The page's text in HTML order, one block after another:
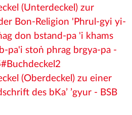
(Unterdeckel) zur
Bon-Religion 'Phrul-gyi yi-
don bstand-pa 'i khams
pa'i stoṅ phrag brgya-pa -
(Oberdeckel) zu einer
des bKa’ ’gyur - BSB